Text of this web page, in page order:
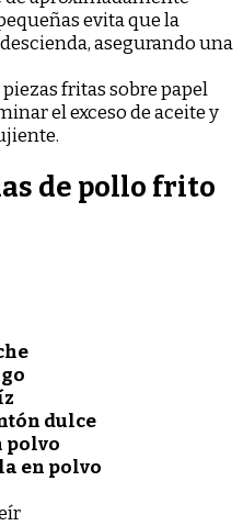
evita que la
asegurando una
piezas fritas sobre papel
el exceso de aceite y
de pollo frito
dulce
polvo
en polvo